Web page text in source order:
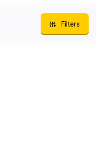
Filters